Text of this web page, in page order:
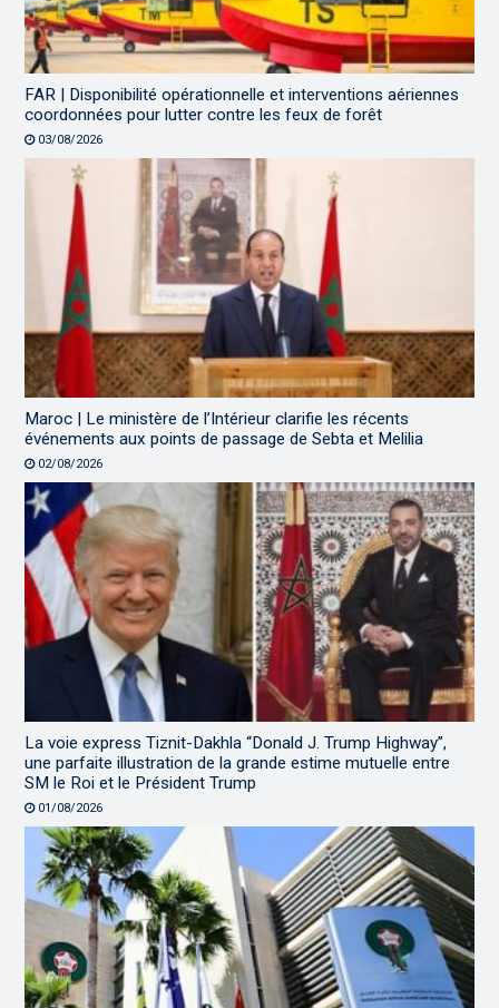
FAR | Disponibilité opérationnelle et interventions aériennes
coordonnées pour lutter contre les feux de forêt
03/08/2026
Maroc | Le ministère de l’Intérieur clarifie les récents
événements aux points de passage de Sebta et Melilia
02/08/2026
La voie express Tiznit-Dakhla “Donald J. Trump Highway”,
une parfaite illustration de la grande estime mutuelle entre
SM le Roi et le Président Trump
01/08/2026